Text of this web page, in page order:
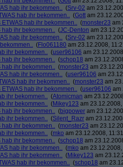
hab ihr bekommen.. (Srv-02 am
hab ihr bekommen.. (Gott am
ETWAS hab ihr bekommen.. (monster23 am
hab ihr bekommen.. (JC-Denton am
hab ihr bekommen.. (Srv-02 am
(Flo061180 am 23.12.2008,
ihr bekommen.. (user96106 am
hab ihr bekommen.. (schop18 am
hab ihr bekommen.. (monster23 am
hab ihr bekommen.. (user96106 am
hab ihr bekommen.. (monster23 am
ETWAS hab ihr bekommen.. (user96106 am
ihr bekommen.. (Atomicman am
ihr bekommen.. (Mikey123 am
hab ihr bekommen.. (bigpower am
ihr bekommen.. (Silent_Razr am
hab ihr bekommen.. (monster23 am
ihr bekommen.. (mko am 23.12.2008,
hab ihr bekommen.. (schop18 am
hab ihr bekommen.. (mko am
hab ihr bekommen.. (Mikey123 am
hab ihr bekommen.. (schop18 am